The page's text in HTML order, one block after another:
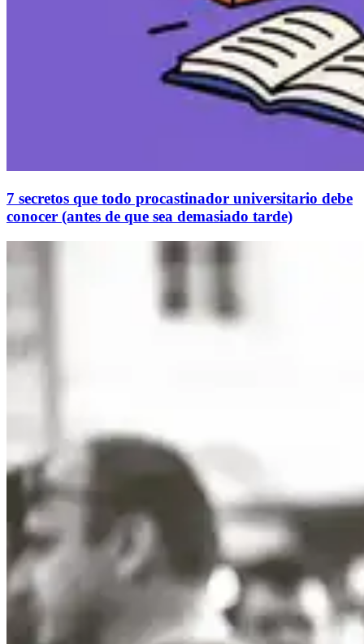
7 secretos que todo procastinador universitario debe
conocer (antes de que sea demasiado tarde)